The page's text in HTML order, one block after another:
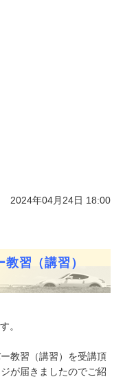
2024年04月24日 18:00
習（講習）
。
教習（講習）を受講頂
が届きましたのでご紹